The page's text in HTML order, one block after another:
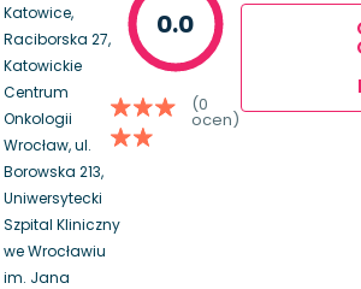
Katowice,
Raciborska 27,
Katowickie
Centrum
Onkologii
Wrocław, ul.
Borowska 213,
Uniwersytecki
Szpital Kliniczny
we Wrocławiu
im. Jana
0.0
(0
ocen)